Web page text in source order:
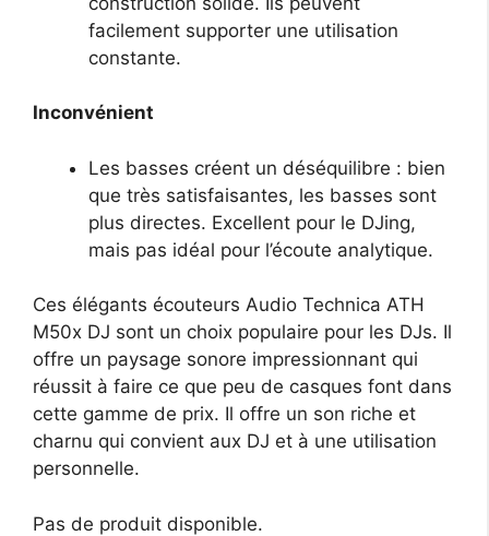
facilement supporter une utilisation
constante.
Inconvénient
Les basses créent un déséquilibre : bien
que très satisfaisantes, les basses sont
plus directes. Excellent pour le DJing,
mais pas idéal pour l’écoute analytique.
Ces élégants écouteurs Audio Technica ATH
M50x DJ sont un choix populaire pour les DJs. Il
offre un paysage sonore impressionnant qui
réussit à faire ce que peu de casques font dans
cette gamme de prix. Il offre un son riche et
charnu qui convient aux DJ et à une utilisation
personnelle.
Pas de produit disponible.